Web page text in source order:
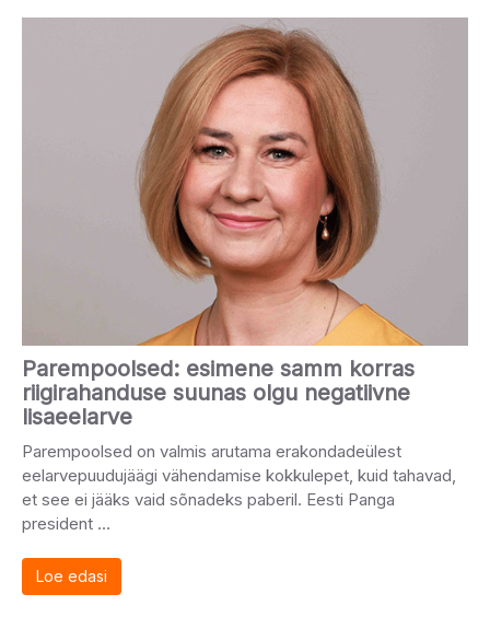
Parempoolsed: esimene samm korras
riigirahanduse suunas olgu negatiivne
lisaeelarve
Parempoolsed on valmis arutama erakondadeülest
eelarvepuudujäägi vähendamise kokkulepet, kuid tahavad,
et see ei jääks vaid sõnadeks paberil. Eesti Panga
president …
Loe edasi